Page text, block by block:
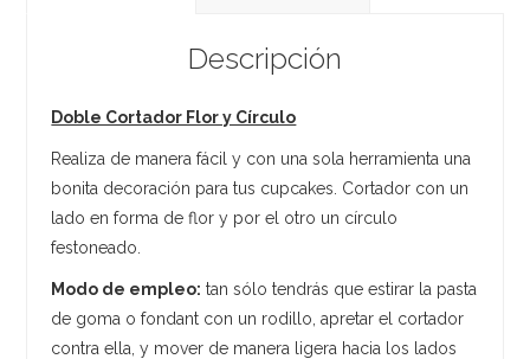
Descripción
Doble Cortador Flor y Círculo
Realiza de manera fácil y con una sola herramienta una
bonita decoración para tus cupcakes. Cortador con un
lado en forma de flor y por el otro un círculo
festoneado.
Modo de empleo: tan sólo tendrás que estirar la pasta
de goma o fondant con un rodillo, apretar el cortador
contra ella, y mover de manera ligera hacia los lados